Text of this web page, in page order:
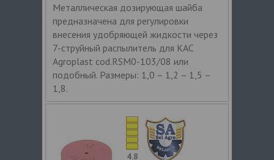
Металлическая дозирующая шайба
предназначена для регулировки
внесения удобряющей жидкости через
7-струйный распылитель для КАС
Agroplast cod.RSM0-103/08 или
подобный. Размеры: 1,0 – 1,2 – 1,5 –
1,8.
4.8